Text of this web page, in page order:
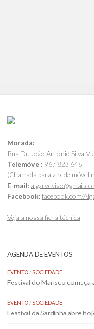
Morada:
Rua Dr. João António Silva
Telemóvel: 967 823 648
(Chamada para a rede móvel
E-mail:
Facebook: facebook.com/
Veja a nossa ficha técnica
AGENDA DE EVENTOS
EVENTO/SOCIEDADE
Festival do Marisco começa
EVENTO/SOCIEDADE
Festival da Sardinha abre